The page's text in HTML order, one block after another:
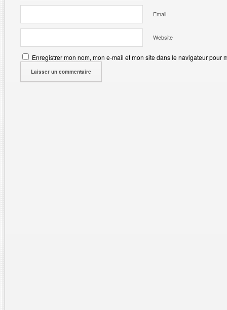
Email
Website
Enregistrer mon nom, mon e-mail et mon site dans le navigateur pour